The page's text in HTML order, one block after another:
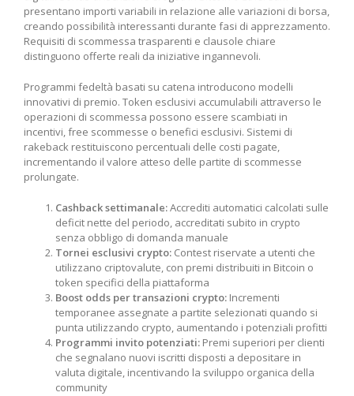
presentano importi variabili in relazione alle variazioni di borsa,
creando possibilità interessanti durante fasi di apprezzamento.
Requisiti di scommessa trasparenti e clausole chiare
distinguono offerte reali da iniziative ingannevoli.
Programmi fedeltà basati su catena introducono modelli
innovativi di premio. Token esclusivi accumulabili attraverso le
operazioni di scommessa possono essere scambiati in
incentivi, free scommesse o benefici esclusivi. Sistemi di
rakeback restituiscono percentuali delle costi pagate,
incrementando il valore atteso delle partite di scommesse
prolungate.
Cashback settimanale:Accrediti automatici calcolati sulle
deficit nette del periodo, accreditati subito in crypto
senza obbligo di domanda manuale
Tornei esclusivi crypto: Contest riservate a utenti che
utilizzano criptovalute, con premi distribuiti in Bitcoin o
token specifici della piattaforma
Boost odds per transazioni crypto: Incrementi
temporanee assegnate a partite selezionati quando si
punta utilizzando crypto, aumentando i potenziali profitti
Programmi invito potenziati: Premi superiori per clienti
che segnalano nuovi iscritti disposti a depositare in
valuta digitale, incentivando la sviluppo organica della
community